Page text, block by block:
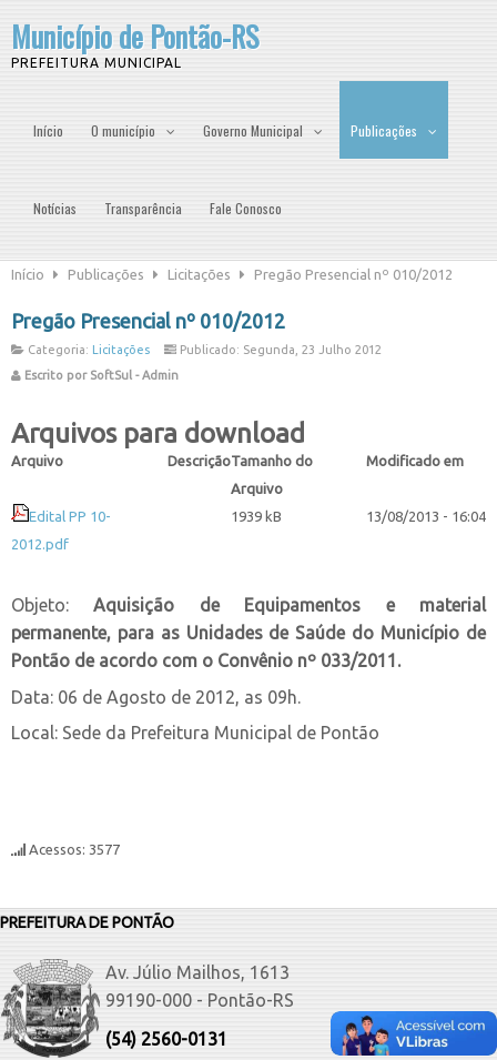
Município de Pontão-RS
PREFEITURA MUNICIPAL
Início O município Governo Municipal Publicações
Notícias Transparência Fale Conosco
Início Publicações Licitações Pregão Presencial nº 010/2012
Pregão Presencial nº 010/2012
Categoria: Licitações
Publicado: Segunda, 23 Julho 2012
Escrito por SoftSul - Admin
Arquivos para download
Arquivo DescriçãoTamanho do
Arquivo
Modificado em
Edital PP 10-
2012.pdf
1939 kB 13/08/2013 - 16:04
Objeto: Aquisição de Equipamentos e material
permanente, para as Unidades de Saúde do Município de
Pontão de acordo com o Convênio nº 033/2011.
Data: 06 de Agosto de 2012, as 09h.
Local: Sede da Prefeitura Municipal de Pontão
Acessos: 3577
PREFEITURA DE PONTÃO
Av. Júlio Mailhos, 1613
99190-000 - Pontão-RS
(54) 2560-0131